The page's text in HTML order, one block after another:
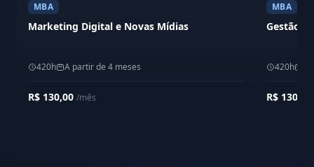
MBA
Marketing Digital e Novas Mídias
420h A partir de 4 meses
R$ 130,00 /mês
MBA
Gestão
420h
R$ 130,00